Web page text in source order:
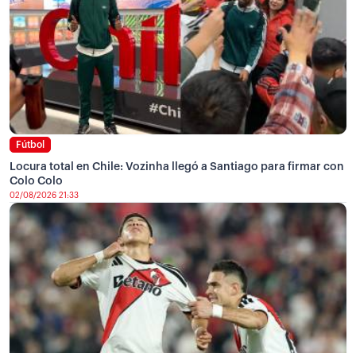
Fútbol
Locura total en Chile: Vozinha llegó a Santiago para firmar con
Colo Colo
02/08/2026 21:33